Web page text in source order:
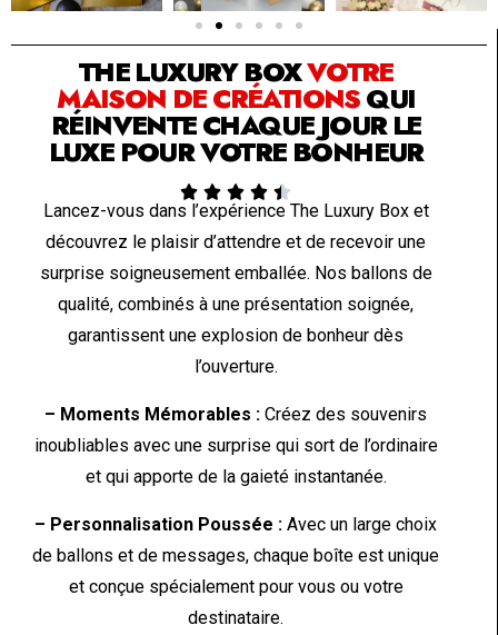
SOLUTION PAR THE LUXURY BOX & CO
THE LUXURY BOXVOTRE
MAISON DE CRÉATIONSQUI
RÉINVENTE CHAQUE JOUR LE
LUXE POUR VOTRE BONHEUR
    
Lancez-vous dans l’expérience The Luxury Box et
découvrez le plaisir d’attendre et de recevoir une
surprise soigneusement emballée. Nos ballons de
qualité, combinés à une présentation soignée,
garantissent une explosion de bonheur dès
l’ouverture.
– Moments Mémorables : Créez des souvenirs
inoubliables avec une surprise qui sort de l’ordinaire
et qui apporte de la gaieté instantanée.
– Personnalisation Poussée : Avec un large choix
de ballons et de messages, chaque boîte est unique
et conçue spécialement pour vous ou votre
destinataire.